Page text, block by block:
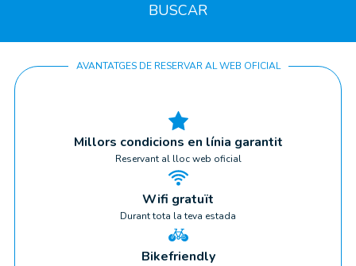
BUSCAR
AVANTATGES DE RESERVAR AL WEB OFICIAL
Millors condicions en línia garantit
Reservant al lloc web oficial
Wifi gratuït
Durant tota la teva estada
Bikefriendly